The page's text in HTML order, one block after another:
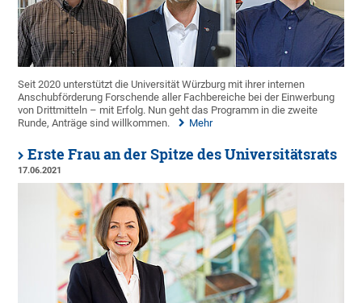
Seit 2020 unterstützt die Universität Würzburg mit ihrer internen
Anschubförderung Forschende aller Fachbereiche bei der Einwerbung
von Drittmitteln – mit Erfolg. Nun geht das Programm in die zweite
Runde, Anträge sind willkommen.
Mehr
Erste Frau an der Spitze des Universitätsrats
17.06.2021